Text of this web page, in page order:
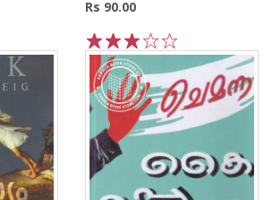
Rs 90.00
5
4
3
2
1